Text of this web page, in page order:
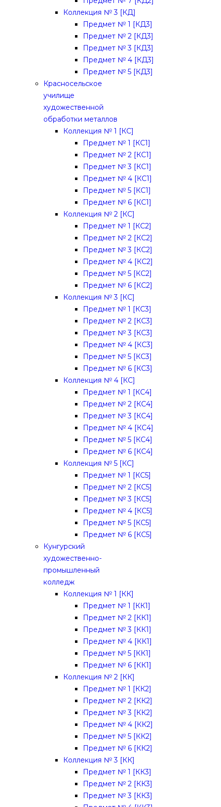
Коллекция № 3 [КД]
Предмет № 1 [КД3]
Предмет № 2 [КД3]
Предмет № 3 [КД3]
Предмет № 4 [КД3]
Предмет № 5 [КД3]
Красносельское
училище
художественной
обработки металлов
Коллекция № 1 [КС]
Предмет № 1 [КС1]
Предмет № 2 [КС1]
Предмет № 3 [КС1]
Предмет № 4 [КС1]
Предмет № 5 [КС1]
Предмет № 6 [КС1]
Коллекция № 2 [КС]
Предмет № 1 [КС2]
Предмет № 2 [КС2]
Предмет № 3 [КС2]
Предмет № 4 [КС2]
Предмет № 5 [КС2]
Предмет № 6 [КС2]
Коллекция № 3 [КС]
Предмет № 1 [КС3]
Предмет № 2 [КС3]
Предмет № 3 [КС3]
Предмет № 4 [КС3]
Предмет № 5 [КС3]
Предмет № 6 [КС3]
Коллекция № 4 [КС]
Предмет № 1 [КС4]
Предмет № 2 [КС4]
Предмет № 3 [КС4]
Предмет № 4 [КС4]
Предмет № 5 [КС4]
Предмет № 6 [КС4]
Коллекция № 5 [КС]
Предмет № 1 [КС5]
Предмет № 2 [КС5]
Предмет № 3 [КС5]
Предмет № 4 [КС5]
Предмет № 5 [КС5]
Предмет № 6 [КС5]
Кунгурский
художественно-
промышленный
колледж
Коллекция № 1 [КК]
Предмет № 1 [КК1]
Предмет № 2 [КК1]
Предмет № 3 [КК1]
Предмет № 4 [КК1]
Предмет № 5 [КК1]
Предмет № 6 [КК1]
Коллекция № 2 [КК]
Предмет № 1 [КК2]
Предмет № 2 [КК2]
Предмет № 3 [КК2]
Предмет № 4 [КК2]
Предмет № 5 [КК2]
Предмет № 6 [КК2]
Коллекция № 3 [КК]
Предмет № 1 [КК3]
Предмет № 2 [КК3]
Предмет № 3 [КК3]